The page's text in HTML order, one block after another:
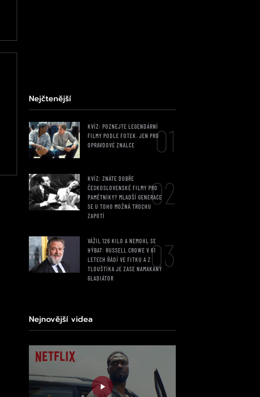
Nejčtenější
KVÍZ: POZNEJTE LEGENDÁRNÍ
FILMY PODLE FOTEK. JEN PRO
OPRAVDOVÉ ZNALCE
01
KVÍZ: ZNÁTE DOBŘE
ČESKOSLOVENSKÉ FILMY PRO
PAMĚTNÍKY? MLADŠÍ GENERACE
SE U TOHO MOŽNÁ TROCHU
ZAPOTÍ
02
VÁŽIL 126 KILO A NEMOHL SE
HÝBAT: RUSSELL CROWE V 61
LETECH ŘÁDÍ VE FITKU A Z
TLOUŠTÍKA JE ZASE NAMAKANÝ
GLADIÁTOR
03
Nejnovější videa